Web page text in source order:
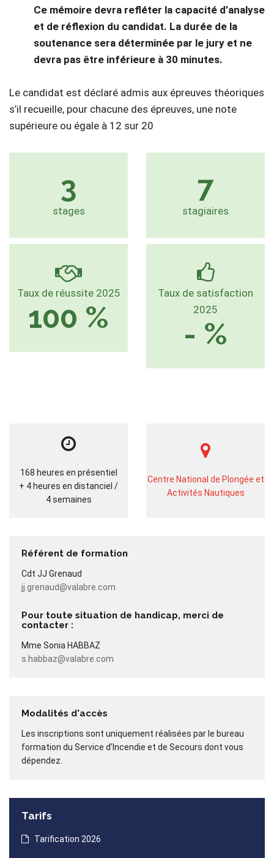
Ce mémoire devra refléter la capacité d’analyse
et de réflexion du candidat. La durée de la
soutenance sera déterminée par le jury et ne
devra pas être inférieure à 30 minutes.
Le candidat est déclaré admis aux épreuves théoriques
s’il recueille, pour chacune des épreuves, une note
supérieure ou égale à 12 sur 20
3
stages
7
stagiaires
Taux de réussite 2025
100 %
Taux de satisfaction
2025
- %
168 heures en présentiel
+ 4 heures en distanciel /
4 semaines
Centre National de Plongée et
Activités Nautiques
Référent de formation
Cdt JJ Grenaud
jj.grenaud@valabre.com
Pour toute situation de handicap, merci de
contacter :
Mme Sonia HABBAZ
s.habbaz@valabre.com
Modalités d'accès
Les inscriptions sont uniquement réalisées par le bureau
formation du Service d’Incendie et de Secours dont vous
dépendez.
Tarifs
Tarification 2026